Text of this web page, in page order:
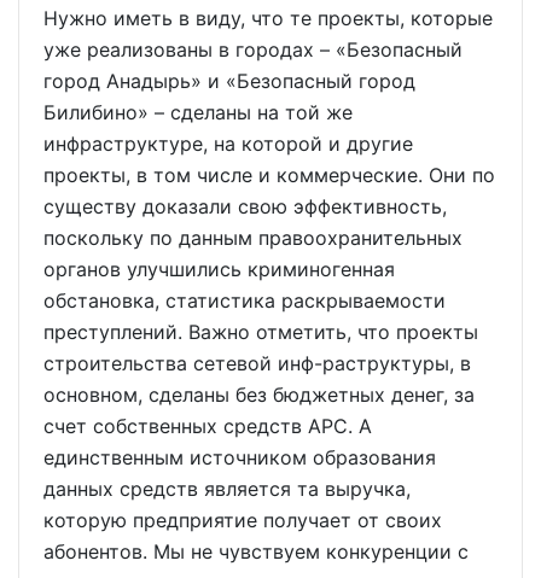
Нужно иметь в виду, что те проекты, которые
уже реализованы в городах – «Безопасный
город Анадырь» и «Безопасный город
Билибино» – сделаны на той же
инфраструктуре, на которой и другие
проекты, в том числе и коммерческие. Они по
существу доказали свою эффективность,
поскольку по данным правоохранительных
органов улучшились криминогенная
обстановка, статистика раскрываемости
преступлений. Важно отметить, что проекты
строительства сетевой инф-раструктуры, в
основном, сделаны без бюджетных денег, за
счет собственных средств АРС. А
единственным источником образования
данных средств является та выручка,
которую предприятие получает от своих
абонентов. Мы не чувствуем конкуренции с